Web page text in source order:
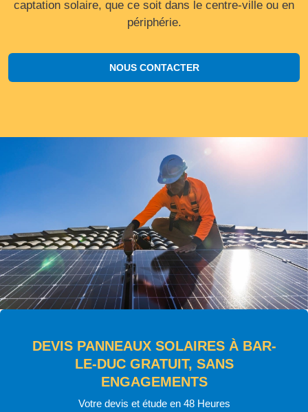
captation solaire, que ce soit dans le centre-ville ou en
périphérie.
NOUS CONTACTER
DEVIS PANNEAUX SOLAIRES À BAR-
LE-DUC GRATUIT, SANS
ENGAGEMENTS
Votre devis et étude en 48 Heures